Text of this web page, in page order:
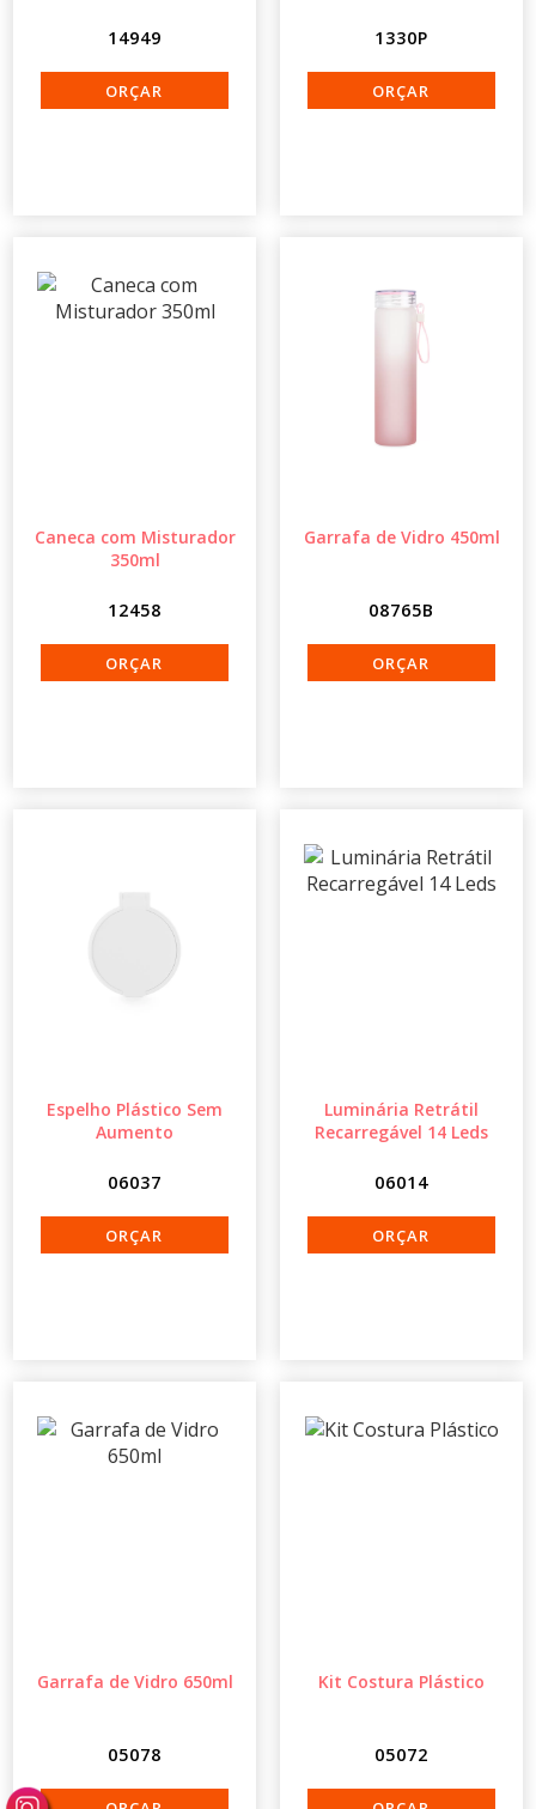
14949 1330P
Caneca com Misturador
350ml
12458
Garrafa de Vidro 450ml
08765B
Espelho Plástico Sem
Aumento
06037
Luminária Retrátil
Recarregável 14 Leds
06014
Garrafa de Vidro 650ml
05078
Kit Costura Plástico
05072